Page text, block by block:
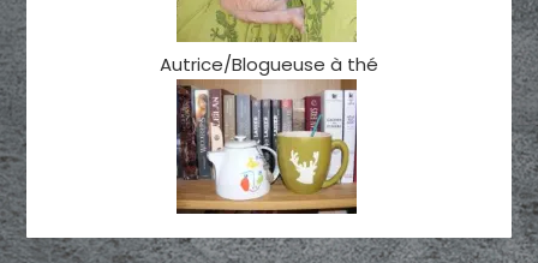
Autrice/Blogueuse à thé